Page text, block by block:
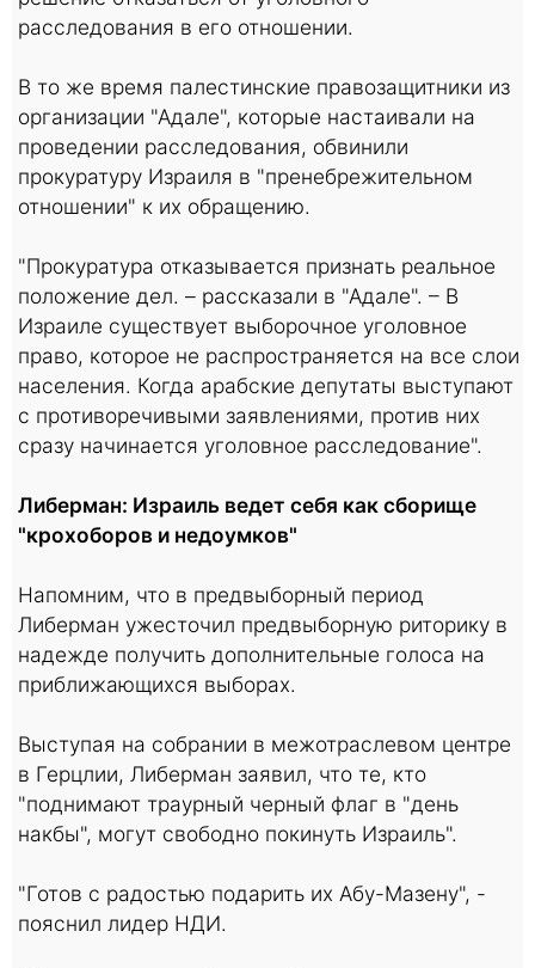
расследования в его отношении.
В то же время палестинские правозащитники из
организации "Адале", которые настаивали на
проведении расследования, обвинили
прокуратуру Израиля в "пренебрежительном
отношении" к их обращению.
"Прокуратура отказывается признать реальное
положение дел. – рассказали в "Адале". – В
Израиле существует выборочное уголовное
право, которое не распространяется на все слои
населения. Когда арабские депутаты выступают
с противоречивыми заявлениями, против них
сразу начинается уголовное расследование".
Либерман: Израиль ведет себя как сборище
"крохоборов и недоумков"
Напомним, что в предвыборный период
Либерман ужесточил предвыборную риторику в
надежде получить дополнительные голоса на
приближающихся выборах.
Выступая на собрании в межотраслевом центре
в Герцлии, Либерман заявил, что те, кто
"поднимают траурный черный флаг в "день
накбы", могут свободно покинуть Израиль".
"Готов с радостью подарить их Абу-Мазену", -
пояснил лидер НДИ.